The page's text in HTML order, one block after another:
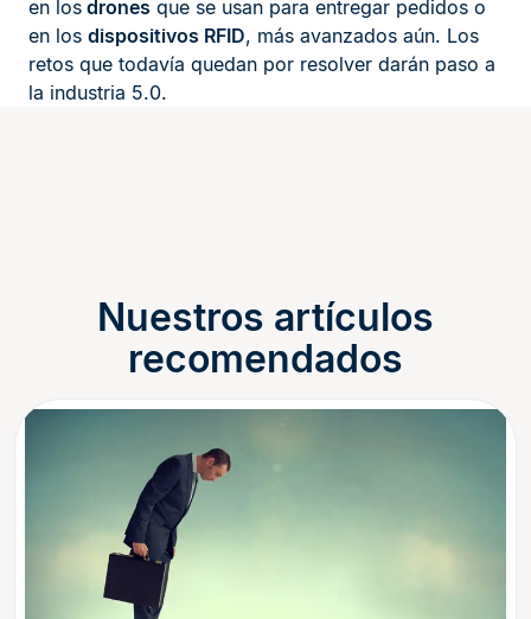
en los drones que se usan para entregar pedidos o
en los dispositivos RFID, más avanzados aún. Los
retos que todavía quedan por resolver darán paso a
la industria 5.0.
Nuestros artículos
recomendados